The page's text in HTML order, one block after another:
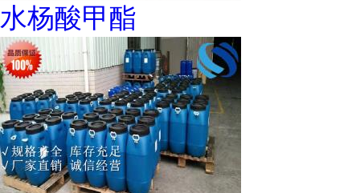
水杨酸甲酯